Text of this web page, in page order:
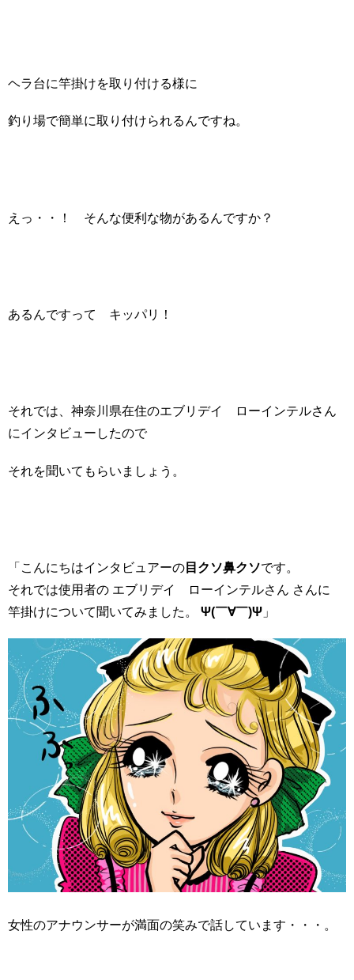
ヘラ台に竿掛けを取り付ける様に
釣り場で簡単に取り付けられるんですね。
えっ・・！ そんな便利な物があるんですか？
あるんですって キッパリ！
それでは、神奈川県在住のエブリデイ ローインテルさん
にインタビューしたので
それを聞いてもらいましょう。
「こんにちはインタビュアーの 目クソ鼻クソです。
それでは使用者の エブリデイ ローインテルさん さんに
竿掛けについて聞いてみました。 Ψ(￣∀￣)Ψ 」
女性のアナウンサーが満面の笑みで話しています・・・。